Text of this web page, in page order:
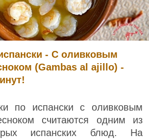
- С оливковым
(Gambas al ajillo) -
по испански с оливковым
считаются одним из
испанских блюд. На